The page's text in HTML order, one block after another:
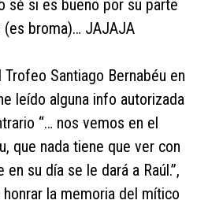
sé si es bueno por su parte
(es broma)… JAJAJA
Trofeo Santiago Bernabéu en
leído alguna info autorizada
“… nos vemos en el
que nada tiene que ver con
en su día se le dará a Raúl.”,
la memoria del mítico